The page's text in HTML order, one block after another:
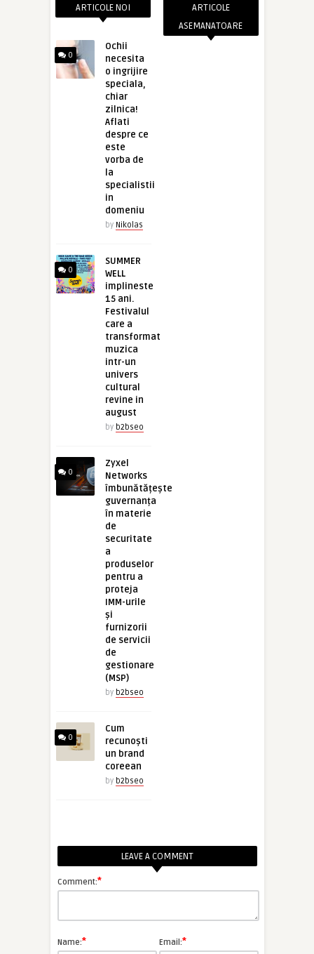
ARTICOLE NOI
0
Ochii
necesita
o ingrijire
speciala,
chiar
zilnica!
Aflati
despre ce
este
vorba de
la
specialistii
in
domeniu
by Nikolas
0
SUMMER
WELL
implineste
15 ani.
Festivalul
care a
transformat
muzica
intr-un
univers
cultural
revine in
august
by b2bseo
0
Zyxel
Networks
îmbunătățește
guvernanța
în materie
de
securitate
a
produselor
pentru a
proteja
IMM-urile
și
furnizorii
de servicii
de
gestionare
(MSP)
by b2bseo
0
Cum
recunoști
un brand
coreean
by b2bseo
ARTICOLE
ASEMANATOARE
LEAVE A COMMENT
Comment:*
Name:* Email:*